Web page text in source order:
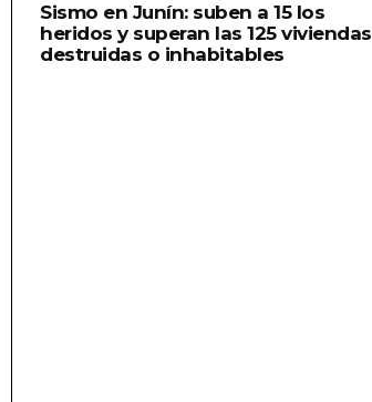
Sismo en Junín: suben a 15 los
heridos y superan las 125 viviendas
destruidas o inhabitables